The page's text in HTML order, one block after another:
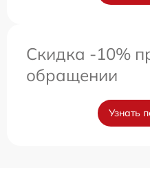
Скидка -10%
обращении
Узнать